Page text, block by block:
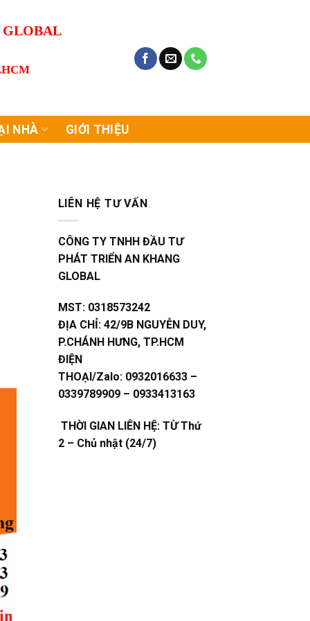
GLOBAL
NHÀ GIỚI THIỆU
LIÊN HỆ TƯ VẤN
CÔNG TY TNHH ĐẦU TƯ
PHÁT TRIỂN AN KHANG
GLOBAL
MST: 0318573242
ĐỊA CHỈ: 42/9B NGUYỄN DUY,
P.CHÁNH HƯNG, TP.HCM
ĐIỆN
THOẠI/Zalo: 0932016633 –
0339789909 – 0933413163
THỜI GIAN LIÊN HỆ: TỪ Thứ
2 – Chủ nhật (24/7)